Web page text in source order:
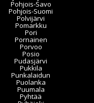
Pohjois-Savo
Pohjois-Suomi
Polvijärvi
Pomarkku
Pori
Pornainen
Porvoo
Posio
Pudasjärvi
Pukkila
Punkalaidun
Puolanka
Puumala
Pyhtää